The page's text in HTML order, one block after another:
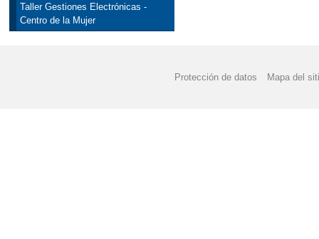
Taller Gestiones Electrónicas -
Centro de la Mujer
Protección de datos Mapa del